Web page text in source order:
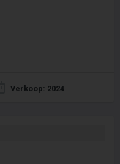
Verkoop: 2024